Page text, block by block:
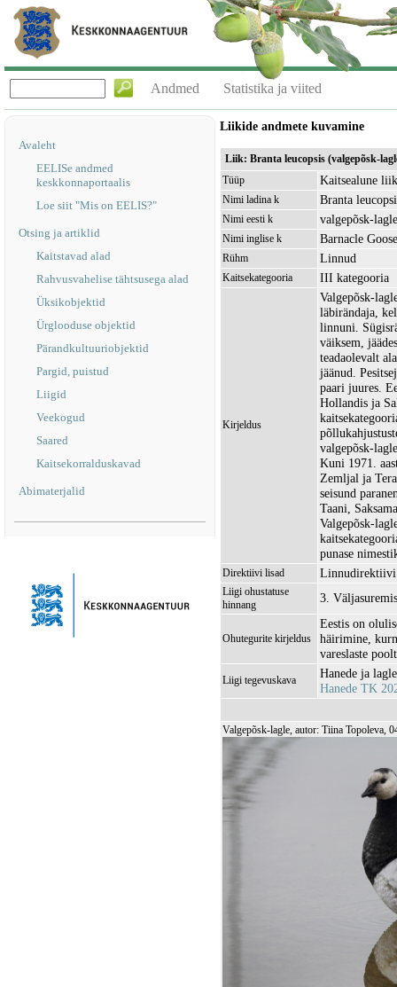
Andmed Statistika ja viited
Avaleht
EELISe andmed
keskkonnaportaalis
Loe siit "Mis on EELIS?"
Otsing ja artiklid
Kaitstavad alad
Rahvusvahelise tähtsusega alad
Üksikobjektid
Ürglooduse objektid
Pärandkultuuriobjektid
Pargid, puistud
Liigid
Veekogud
Saared
Kaitsekorralduskavad
Abimaterjalid
Liikide andmete kuvamine
Liik: Branta leucopsis (valgepõsk-
Tüüp
Kaitsealune liik
Nimi ladina k Branta
Nimi eesti k valgepõsk-lagle
Nimi inglise k Barnacle Goose
Rühm Linnud
Kaitsekategooria III kategooria
Kirjeldus
Valgepõsk-
läbirändaja,
linnuni.
väiksem,
teadaolevalt
jäänud.
paari juures.
Hollandis ja
valgepõsk-
Kuni 1971.
Zemljal ja
seisund
Taani,
Valgepõsk-
punase
Direktiivi lisad
Liigi ohustatuse
hinnang
3.
Ohutegurite kirjeldus
Eestis on
häirimine,
vareslaste
Liigi tegevuskava
Hanede ja
Hanede TK
Valgepõsk-lagle, autor: Tiina Topoleva,